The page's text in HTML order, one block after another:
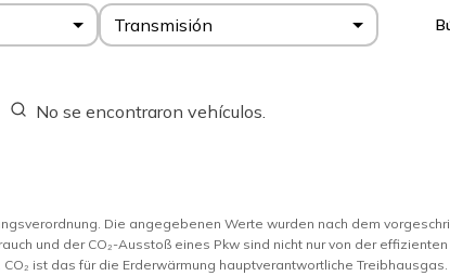
Transmisión
No se encontraron vehículos.
Die angegebenen Werte wurden nach dem
und der CO₂-Ausstoß eines Pkw sind nicht nur von der
ist das für die Erderwärmung hauptverantwortliche